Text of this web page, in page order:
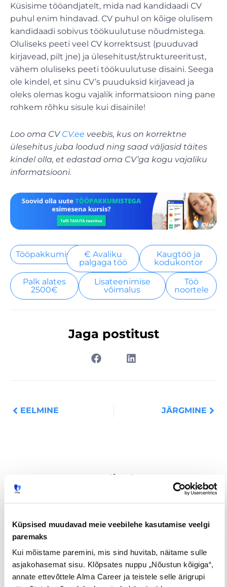
Küpsised muudavad meie veebilehe kasutamise veelgi
paremaks
Kui mõistame paremini, mis sind huvitab, näitame sulle
asjakohasemat sisu. Klõpsates nuppu „Nõustun kõigiga“,
annate ettevõttele Alma Career ja teistele selle ärigrupi
Küsisime tööandjatelt, mida nad kandidaadi CV
puhul enim hindavad. CV puhul on kõige olulisem
kandidaadi sobivus töökuulutuse nõudmistega.
Oluliseks peeti veel CV korrektsust (puuduvad
kirjavead, pilt jne) ja ülesehitust/struktureeritust,
vähem oluliseks peeti töökuulutuse disaini. Seega
ole kindel, et sinu CV’s puuduksid kirjavead ja
oleks olemas kogu vajalik informatsioon ning pane
rohkem rõhku sisule kui disainile!
Loo oma CVCV.ee veebis, kus on korrektne
ülesehitus juba loodud ning saad väljasid täites
kindel olla, et edastad oma CV’ga kogu vajaliku
informatsiooni.
Tööpakkumised
€ Avaliku
palgaga töö
Kaugtöö ja
kodukontor
Palk alates
2500€
Lisateenimise
võimalus
Töö
noortele
Jaga postitust
EELMINE JÄRGMINE
Loe lisaks
Uuringud